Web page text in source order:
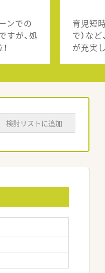
ンでの
が、処
育児短
で）な
が充実
検討リストに追加